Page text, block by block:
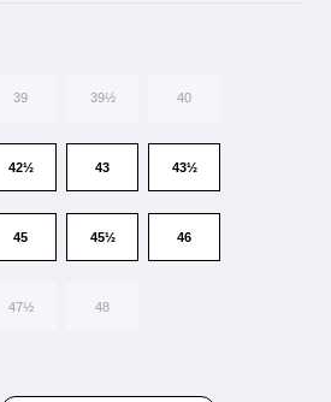
39 39½ 40
42½ 43 43½
45 45½ 46
47½ 48